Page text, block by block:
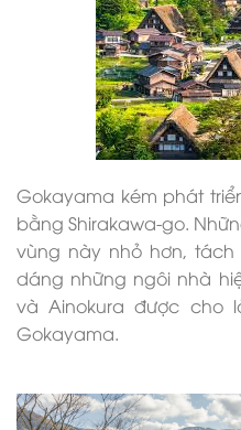
Gokayama kém phát
bằng Shirakawa-go.
vùng này nhỏ hơn,
dáng những ngôi nhà
và Ainokura được cho
Gokayama.